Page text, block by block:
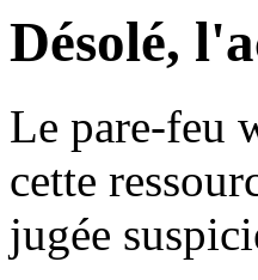
Désolé,
Le pare-feu
cette
jugée